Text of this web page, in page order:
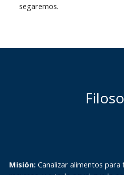
segaremos.
Misión: Canalizar alimentos para